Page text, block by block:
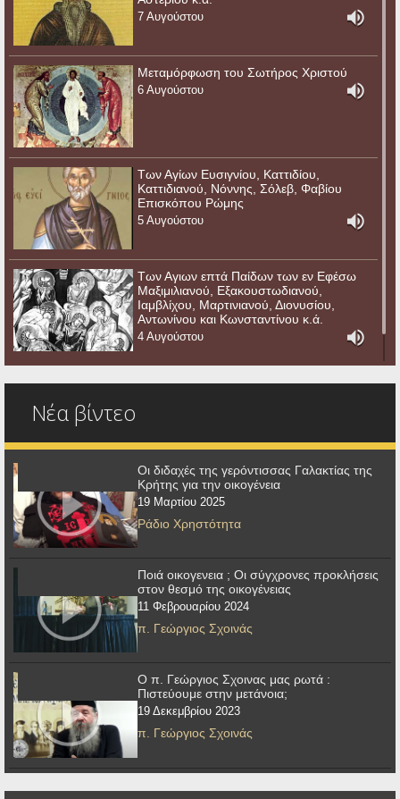
7 Αυγούστου
Μεταμόρφωση του Σωτήρος Χριστού
6 Αυγούστου
Των Αγίων Ευσιγνίου, Καττιδίου,
Καττιδιανού, Νόννης, Σόλεβ, Φαβίου
Επισκόπου Ρώμης
5 Αυγούστου
Των Αγιων επτά Παίδων των εν Εφέσω
Μαξιμιλιανού, Εξακουστωδιανού,
Ιαμβλίχου, Μαρτινιανού, Διονυσίου,
Αντωνίνου και Κωνσταντίνου κ.ά.
4 Αυγούστου
Νέα βίντεο
Οι διδαχές της γερόντισσας Γαλακτίας της
Κρήτης για την οικογένεια
19 Μαρτίου 2025
Ράδιο Χρηστότητα
Ποιά οικογενεια ; Οι σύγχρονες προκλήσεις
στον θεσμό της οικογένειας
11 Φεβρουαρίου 2024
π. Γεώργιος Σχοινάς
Ο π. Γεώργιος Σχοινας μας ρωτά :
Πιστεύουμε στην μετάνοια;
19 Δεκεμβρίου 2023
π. Γεώργιος Σχοινάς